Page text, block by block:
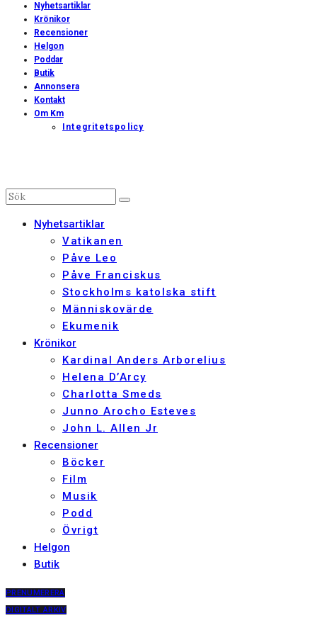
Nyhetsartiklar
Krönikor
Recensioner
Helgon
Poddar
Butik
Annonsera
Kontakt
Om Km
Integritetspolicy
Nyhetsartiklar
Vatikanen
Påve Leo
Påve Franciskus
Stockholms katolska stift
Människovärde
Ekumenik
Krönikor
Kardinal Anders Arborelius
Helena D’Arcy
Charlotta Smeds
Junno Arocho Esteves
John L. Allen Jr
Recensioner
Böcker
Film
Musik
Podd
Övrigt
Helgon
Butik
PRENUMERERA
DIGITALT ARKIV